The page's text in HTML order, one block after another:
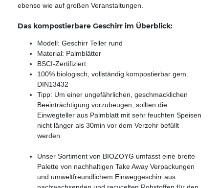
ebenso wie auf großen Veranstaltungen.
Das kompostierbare Geschirr im Überblick:
Modell: Geschirr Teller rund
Material: Palmblätter
BSCI-Zertifiziert
100% biologisch, vollständig kompostierbar gem.
DIN13432
Tipp: Um einer ungefährlichen, geschmacklichen
Beeinträchtigung vorzubeugen, sollten die
Einwegteller aus Palmblatt mit sehr feuchten Speisen
nicht länger als 30min vor dem Verzehr befüllt
werden
Unser Sortiment von BIOZOYG umfasst eine breite
Palette von nachhaltigen Take Away Verpackungen
und umweltfreundlichem Einweggeschirr aus